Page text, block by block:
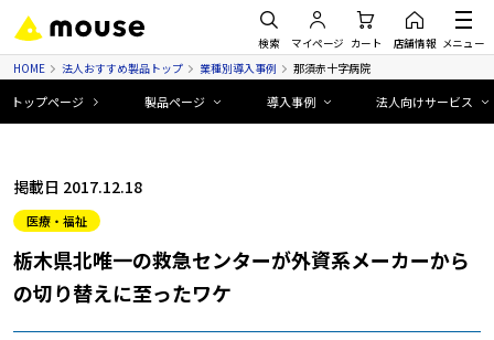
検索 マイページ カート 店舗情報 メニュー
HOME 法人おすすめ製品トップ 業種別導入事例 那須赤十字病院
トップページ 製品ページ 導入事例 法人向けサービス
掲載日 2017.12.18
医療・福祉
栃木県北唯一の救急センターが外資系メーカーから
の切り替えに至ったワケ